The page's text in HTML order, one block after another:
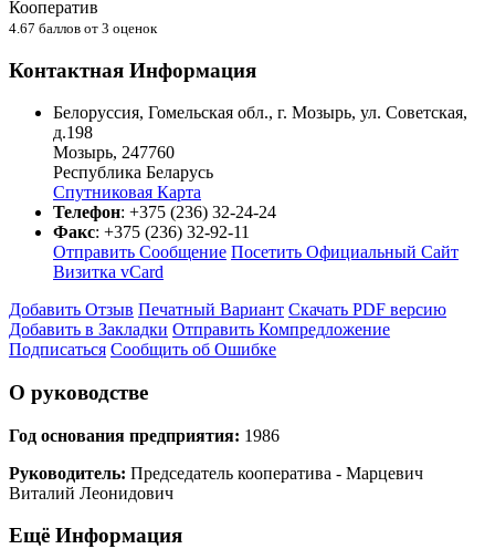
4.67 баллов от 3 оценок
Контактная Информация
Белоруссия, Гомельская обл., г. Мозырь, ул. Советская,
д.198
Мозырь, 247760
Республика Беларусь
Спутниковая Карта
Телефон: +375 (236) 32-24-24
Факс: +375 (236) 32-92-11
Отправить Сообщение Посетить Официальный Сайт
Визитка vCard
Добавить Отзыв Печатный Вариант Скачать PDF версию
Добавить в Закладки Отправить Компредложение
Подписаться Сообщить об Ошибке
О руководстве
Год основания предприятия: 1986
Руководитель: Председатель кооператива - Марцевич
Виталий Леонидович
Ещё Информация